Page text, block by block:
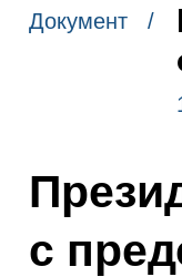
Документ /
с